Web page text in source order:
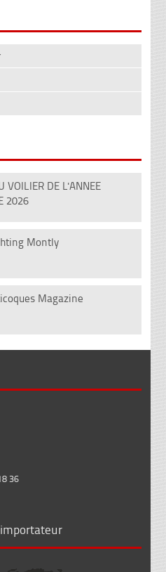
VOILIER DE L'ANNEE
2026
Montly
Magazine
36